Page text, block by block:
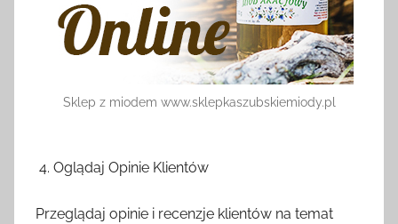
Sklep z miodem www.sklepkaszubskiemiody.pl
Oglądaj Opinie Klientów
Przeglądaj opinie i recenzje klientów na temat